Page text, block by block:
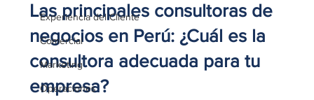
Experiencia del Cliente
Comercial
Marketing
Operaciones
Las principales consultoras de
negocios en Perú: ¿Cuál es la
consultora adecuada para tu
empresa?